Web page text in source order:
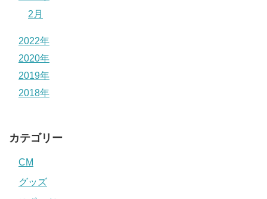
2月
2022年
2020年
2019年
2018年
カテゴリー
CM
グッズ